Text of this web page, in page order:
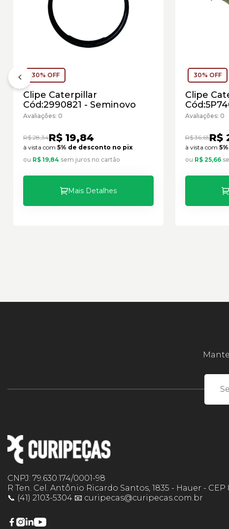
30% OFF
Clipe Caterpillar
Cód:2990821 - Seminovo
Avaliações: 0
R$ 28,34R$ 19,84
à vista com 5% de desconto no pix
ou R$ 19,84 sem juros no cartão
Mais Detalhes
30% OFF
Clipe
Avaliações: 0
R$ 36,65R$
à vista com
ou R$ 25,66
CNPJ: 79.630.174/0001-98
R Ten. Cel. Antônio Ricardo Santos, 1835 - Hauer -
📞 (41) 2103-5304 📧 curipecas@curipecas.com.br